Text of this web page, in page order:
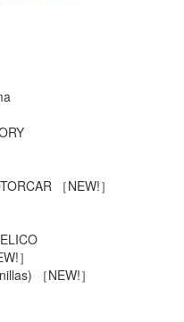
［NEW!］
］
［NEW!］